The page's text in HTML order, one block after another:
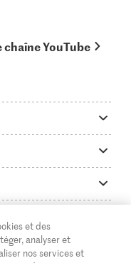
YouTube
et des
analyser et
nos services et